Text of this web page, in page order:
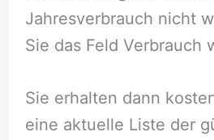
Jahresverbrauch nicht
Sie das Feld Verbrauch
Sie erhalten dann
eine aktuelle Liste der